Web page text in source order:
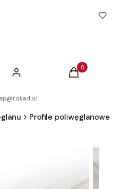
Zaloguj się Produkty w
Koszyk
Profile poliwęglanowe